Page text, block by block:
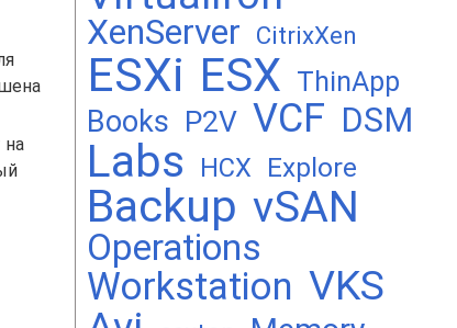
на
XenServer CitrixXen
ESXi ESX ThinApp
Books P2V VCF DSM
Labs HCX Explore
Backup vSAN
Operations
Workstation VKS